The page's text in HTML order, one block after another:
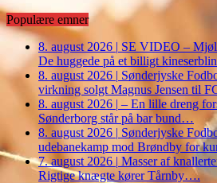
Populære emner
8. august 2026 | SE VIDEO –
De huggede på et billigt
8. august 2026 | Sønderjyske
virkning solgt Magnus Jensen til
8. august 2026 | – En lille dreng
Sønderborg står på bar bund…
8. august 2026 | Sønderjyske
udebanekamp mod Brøndby for
7. august 2026 | Masser af
Rigtige knægte kører Tårnby….